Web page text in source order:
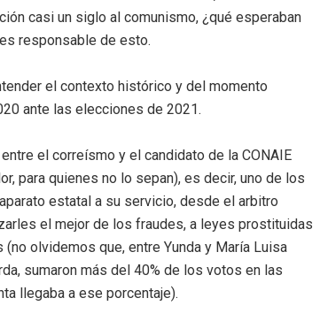
casi un siglo al comunismo, ¿qué esperaban
responsable de esto.
el contexto histórico y del momento
ante las elecciones de 2021.
el correísmo y el candidato de la CONAIE
para quienes no lo sepan), es decir, uno de los
estatal a su servicio, desde el arbitro
el mejor de los fraudes, a leyes prostituidas
olvidemos que, entre Yunda y María Luisa
sumaron más del 40% de los votos en las
llegaba a ese porcentaje).